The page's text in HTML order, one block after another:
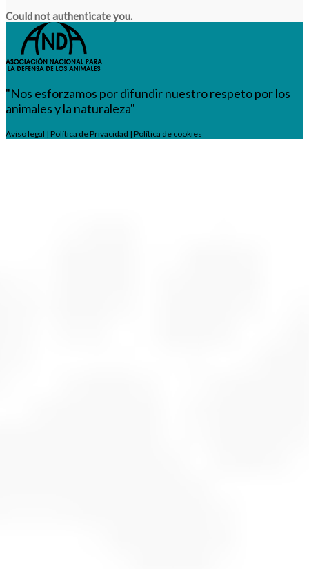
Could not authenticate you.
"Nos esforzamos por difundir nuestro respeto por los
animales y la naturaleza"
Aviso legal | Política de Privacidad | Política de cookies